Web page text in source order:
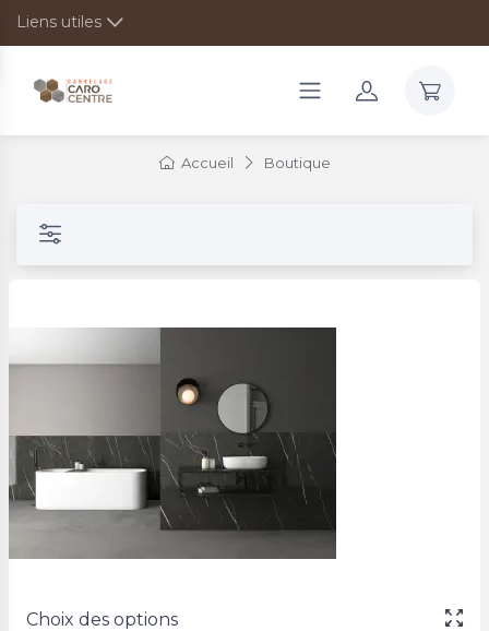
Liens utiles
Accueil Boutique
Choix des options